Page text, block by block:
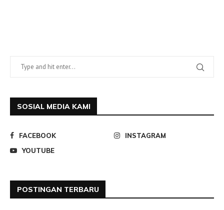
SOSIAL MEDIA KAMI
FACEBOOK
INSTAGRAM
YOUTUBE
POSTINGAN TERBARU